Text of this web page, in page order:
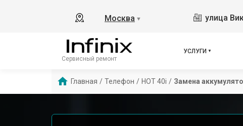
Москва ▼ улица
Сервисный ремонт
УСЛУГИ
Главная / Телефон / HOT 40i / Замена